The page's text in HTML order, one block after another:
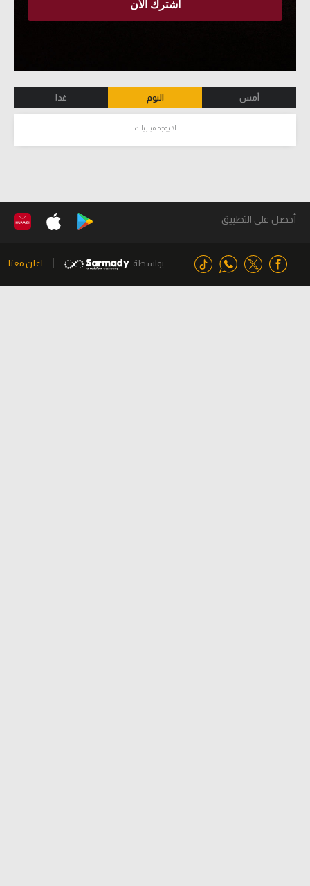
أمس اليوم غدا
لا يوجد مباريات
أحصل على التطبيق
بواسطة اعلن معنا